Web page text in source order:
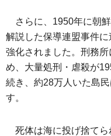
さらに、1950年に朝
解説した保導連盟事件
強化されました。刑務
め、大量処刑・虐殺が
続き、約28万人いた島
す。
死体は海に投げ捨て